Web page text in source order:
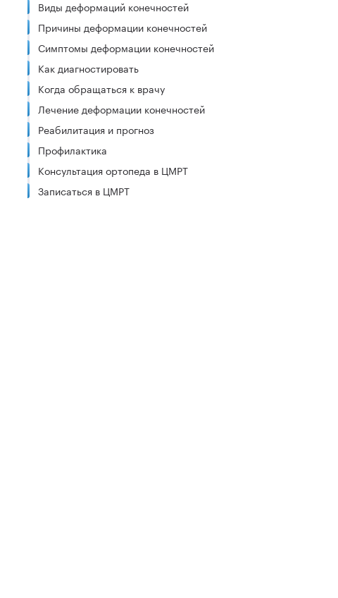
Виды деформаций конечностей
Причины деформации конечностей
Симптомы деформации конечностей
Как диагностировать
Когда обращаться к врачу
Лечение деформации конечностей
Реабилитация и прогноз
Профилактика
Консультация ортопеда в ЦМРТ
Записаться в ЦМРТ